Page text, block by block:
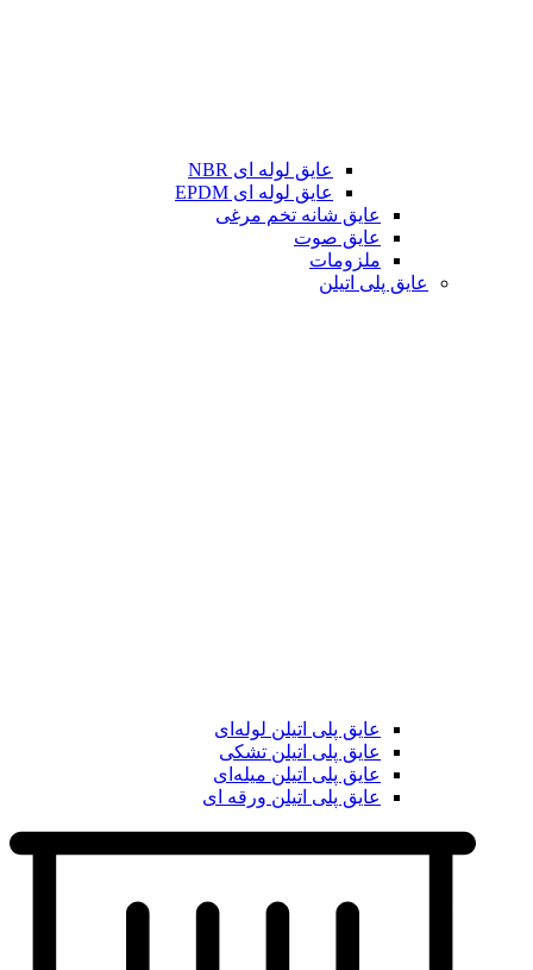
عایق لوله ای NBR
عایق لوله ای EPDM
عایق شانه تخم مرغی
عایق صوت
ملزومات
عایق پلی اتیلن
عایق پلی اتیلن لوله‌ای
عایق پلی اتیلن تشکی
عایق پلی اتیلن میله‌ای
عایق پلی اتیلن ورقه ای